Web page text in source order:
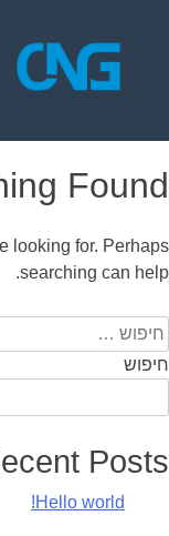
content
Found
looking for. Perhaps
searching can help.
חיפוש:
חיפוש
Posts
Hello world!